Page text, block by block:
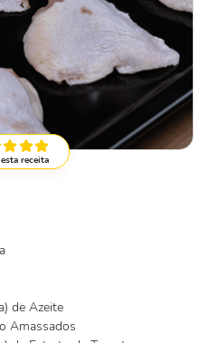
receita
de Azeite
Amassados